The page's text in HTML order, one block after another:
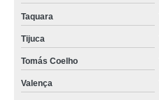
Taquara
Tijuca
Tomás Coelho
Valença